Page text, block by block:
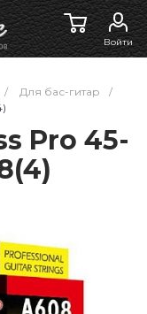
Войти
/ Для бас-гитар
/
Pro 45-